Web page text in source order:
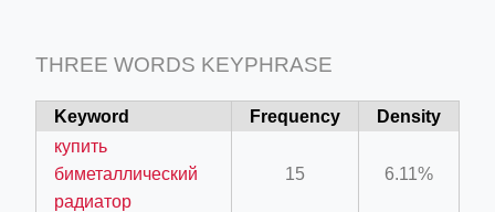
THREE WORDS KEYPHRASE
Keyword Frequency
Density
купить
биметаллический
радиатор
15 6.11%